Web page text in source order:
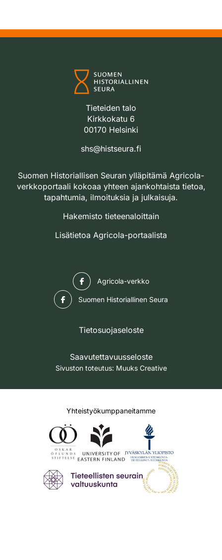
Tieteiden talo
Kirkkokatu 6
00170 Helsinki
shs@histseura.fi
Suomen Historiallisen Seuran ylläpitämä Agricola-
verkkoportaali kokoaa yhteen ajankohtaista tietoa,
tapahtumia, ilmoituksia ja julkaisuja.
Hakemisto tieteenaloittain
Lisätietoa Agricola-portaalista
Agricola-verkko
Suomen Historiallinen Seura
Tietosuojaseloste
Saavutettavuusseloste
Sivuston toteutus: Muuks Creative
Yhteistyökumppaneitamme